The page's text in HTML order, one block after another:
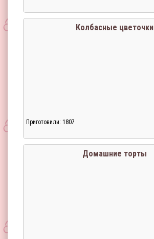
Колбасные цветочки
Приготовили: 1807
Домашние торты